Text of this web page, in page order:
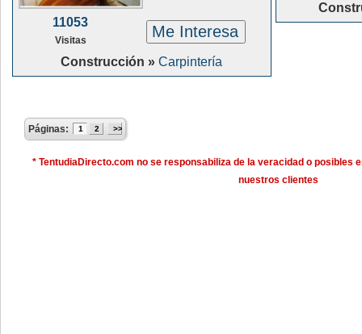
11053
Visitas Me Interesa
Construcción »Carpintería
Páginas: 1 2 >>
* TentudiaDirecto.com no se responsabiliza de la veracidad o posibles
nuestros clientes